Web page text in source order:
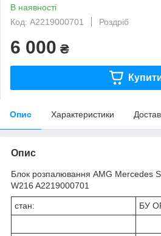
В наявності
Код: A2219000701
Роздріб
6 000 ₴
Опис Характеристики
Опис
Блок розпалювання AMG Mercedes
W216 A2219000701
стан: БУ